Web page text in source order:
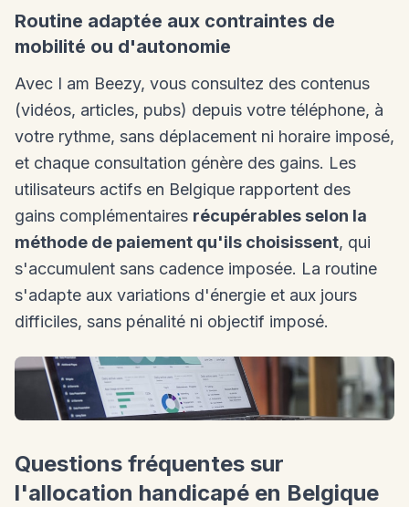
Routine adaptée aux contraintes de
mobilité ou d'autonomie
Avec I am Beezy, vous consultez des contenus
(vidéos, articles, pubs) depuis votre téléphone, à
votre rythme, sans déplacement ni horaire imposé,
et chaque consultation génère des gains. Les
utilisateurs actifs en Belgique rapportent des
gains complémentaires récupérables selon la
méthode de paiement qu'ils choisissent, qui
s'accumulent sans cadence imposée. La routine
s'adapte aux variations d'énergie et aux jours
difficiles, sans pénalité ni objectif imposé.
Questions fréquentes sur
l'allocation handicapé en Belgique